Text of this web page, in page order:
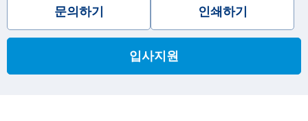
입사지원
문의하기 인쇄하기